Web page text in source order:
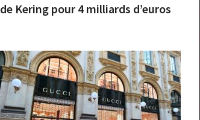
de Kering pour 4 milliards d’euros